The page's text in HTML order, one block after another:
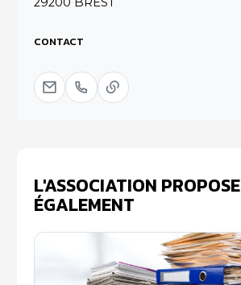
CONTACT
L'ASSOCIATION PROPOSE
ÉGALEMENT